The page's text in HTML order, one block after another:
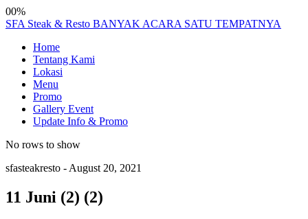
00%
SFA Steak & Resto BANYAK ACARA SATU TEMPATNYA
Home
Tentang Kami
Lokasi
Menu
Promo
Gallery Event
Update Info & Promo
No rows to show
sfasteakresto - August 20, 2021
11 Juni (2) (2)